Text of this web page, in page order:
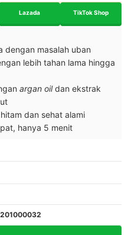
Lazada TikTok Shop
dengan masalah uban
lebih tahan lama hingga
argan oildan ekstrak
dan sehat alami
hanya 5 menit